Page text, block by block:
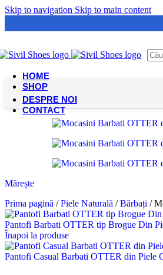
Skip to navigation Skip to main content
HOME
SHOP
DESPRE NOI
CONTACT
Mărește
Prima pagină / Piele Naturală / Bărbați /
Pantofi Barbati OTTER tip Brogue Din
Înapoi la produse
Pantofi Casual Barbati OTTER din Piele